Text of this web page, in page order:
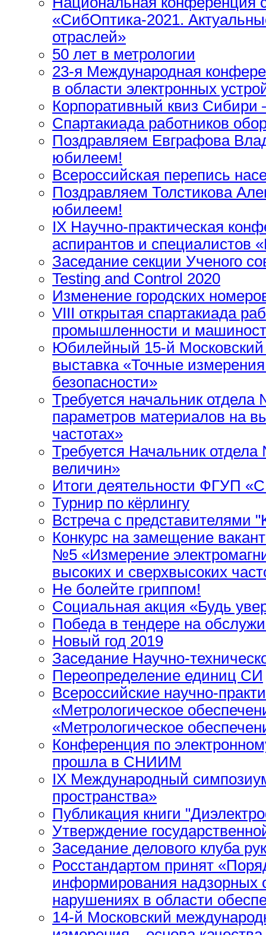
«СибОптика-2021.
отраслей»
50 лет в метрологии
23-я Международная
в области электронных
Корпоративный квиз Сибири
Спартакиада работников
Поздравляем Евграфова
юбилеем!
Всероссийская перепись
Поздравляем Толстикова
юбилеем!
IX Научно-практическая
аспирантов и специалистов
Заседание секции
Testing and Control 2020
Изменение городских
VIII открытая спартакиада
промышленности и
Юбилейный 15-й
выставка «Точные
безопасности»
Требуется начальник
параметров материалов на
частотах»
Требуется Начальник
величин»
Итоги деятельности ФГУП
Турнир по кёрлингу
Встреча c представителями
Конкурс на замещение
№5 «Измерение
высоких и сверхвысоких
Не болейте гриппом!
Cоциальная акция «Будь
Победа в тендере на
Новый год 2019
Заседание Научно-
Переопределение единиц СИ
Всероссийские научно-
«Метрологическое
«Метрологическое
Конференция по
прошла в СНИИМ
IХ Международный
пространства»
Публикация книги
Утверждение
Заседание делового клуба
Росстандартом принят
информирования надзорных
нарушениях в области
14-й Московский